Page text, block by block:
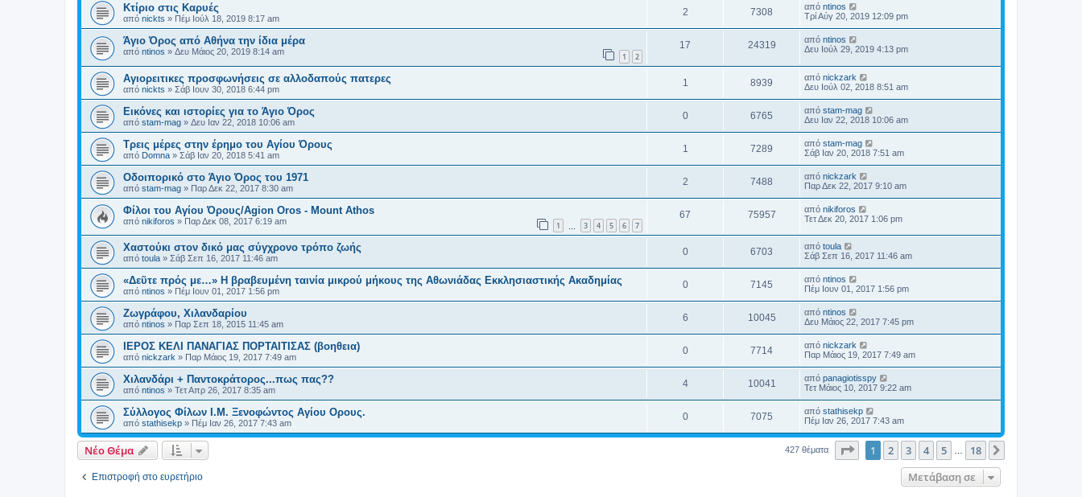
Κτίριο στις Καρυές
από nickts » Πέμ Ιούλ 18, 2019 8:17 am
2 7308 από ntinos
Τρί Αύγ 20, 2019 12:09 pm
Άγιο Όρος από Αθήνα την ίδια μέρα
από ntinos » Δευ Μάιος 20, 2019 8:14 am 1 2
17 24319 από ntinos
Δευ Ιούλ 29, 2019 4:13 pm
Αγιορειτικες προσφωνήσεις σε αλλοδαπούς πατερες
από nickts » Σάβ Ιουν 30, 2018 6:44 pm
1 8939 από nickzark
Δευ Ιούλ 02, 2018 8:51 am
Εικόνες και ιστορίες για το Άγιο Όρος
από stam-mag » Δευ Ιαν 22, 2018 10:06 am
0 6765 από stam-mag
Δευ Ιαν 22, 2018 10:06 am
Τρεις μέρες στην έρημο του Αγίου Όρους
από Domna » Σάβ Ιαν 20, 2018 5:41 am
1 7289 από stam-mag
Σάβ Ιαν 20, 2018 7:51 am
Οδοιπορικό στο Άγιο Όρος του 1971
από stam-mag » Παρ Δεκ 22, 2017 8:30 am
2 7488 από nickzark
Παρ Δεκ 22, 2017 9:10 am
Φίλοι του Αγίου Όρους/Agion Oros - Mount Athos
από nikiforos » Παρ Δεκ 08, 2017 6:19 am 1 3 4 5 6 7
67 75957 από nikiforos
Τετ Δεκ 20, 2017 1:06 pm
Χαστούκι στον δικό μας σύγχρονο τρόπο ζωής
από toula » Σάβ Σεπ 16, 2017 11:46 am
0 6703 από toula
Σάβ Σεπ 16, 2017 11:46 am
«Δεῦτε πρός με…» Η βραβευμένη ταινία μικρού μήκους της Αθωνιάδας Εκκλησιαστικής Ακαδημίας
από ntinos » Πέμ Ιουν 01, 2017 1:56 pm
0 7145 από ntinos
Πέμ Ιουν 01, 2017 1:56 pm
Ζωγράφου, Χιλανδαρίου
από ntinos » Παρ Σεπ 18, 2015 11:45 am
6 10045 από ntinos
Δευ Μάιος 22, 2017 7:45 pm
ΙΕΡΟΣ ΚΕΛΙ ΠΑΝΑΓΙΑΣ ΠΟΡΤΑΙΤΙΣΑΣ (βοηθεια)
από nickzark » Παρ Μάιος 19, 2017 7:49 am
0 7714 από nickzark
Παρ Μάιος 19, 2017 7:49 am
Χιλανδάρι + Παντοκράτορος...πως πας??
από ntinos » Τετ Απρ 26, 2017 8:35 am
4 10041 από panagiotisspy
Τετ Μάιος 10, 2017 9:22 am
Σύλλογος Φίλων Ι.Μ. Ξενοφώντος Αγίου Ορους.
από stathisekp » Πέμ Ιαν 26, 2017 7:43 am
0 7075 από stathisekp
Πέμ Ιαν 26, 2017 7:43 am
Νέο Θέμα 427 θέματα Σελίδα1 από 18
1 2 3 4 5 18
Επιστροφή στο ευρετήριο Μετάβαση σε